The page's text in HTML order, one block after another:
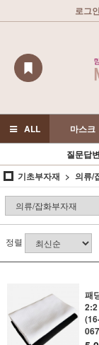
로그인
ALL 마스크
질문답변
기초부자재
의류/
정렬
패
2:2